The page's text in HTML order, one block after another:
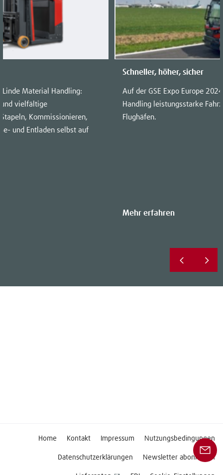
Linde Material Handling:
vielfältige
Kommissionieren,
und Entladen selbst auf
Schneller, höher, sicher
Auf der GSE Expo Europe
Handling leistungsstarke
Flughäfen.
Mehr erfahren
Home Kontakt Impressum Nutzungsbedingungen
Datenschutzerklärungen Newsletter abonnieren